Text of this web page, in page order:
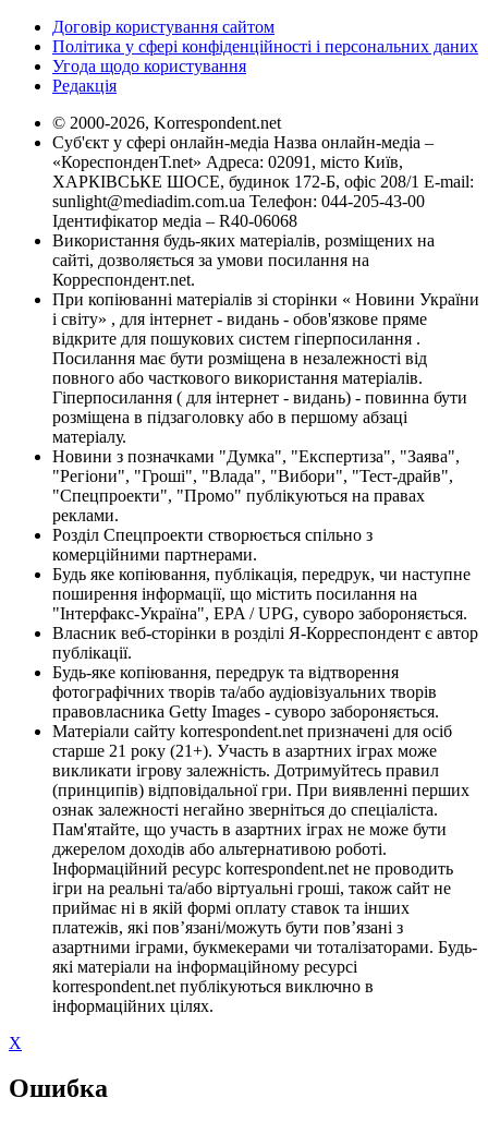
Договір користування сайтом
Політика у сфері конфіденційності і персональних даних
Угода щодо користування
Редакція
© 2000-2026, Korrespondent.net
Суб'єкт у сфері онлайн-медіа Назва онлайн-медіа –
«КореспонденТ.net» Адреса: 02091, місто Київ,
ХАРКІВСЬКЕ ШОСЕ, будинок 172-Б, офіс 208/1 E-mail:
sunlight@mediadim.com.ua Телефон: 044-205-43-00
Ідентифікатор медіа – R40-06068
Використання будь-яких матеріалів, розміщених на
сайті, дозволяється за умови посилання на
Корреспондент.net.
При копіюванні матеріалів зі сторінки « Новини України
і світу» , для інтернет - видань - обов'язкове пряме
відкрите для пошукових систем гіперпосилання .
Посилання має бути розміщена в незалежності від
повного або часткового використання матеріалів.
Гіперпосилання ( для інтернет - видань) - повинна бути
розміщена в підзаголовку або в першому абзаці
матеріалу.
Новини з позначками "Думка", "Експертиза", "Заява",
"Регіони", "Гроші", "Влада", "Вибори", "Тест-драйв",
"Спецпроекти", "Промо" публікуються на правах
реклами.
Розділ Спецпроекти створюється спільно з
комерційними партнерами.
Будь яке копіювання, публікація, передрук, чи наступне
поширення інформації, що містить посилання на
"Інтерфакс-Україна", EPA / UPG, суворо забороняється.
Власник веб-сторінки в розділі Я-Корреспондент є автор
публікації.
Будь-яке копіювання, передрук та відтворення
фотографічних творів та/або аудіовізуальних творів
правовласника Getty Images - суворо забороняється.
Матеріали сайту korrespondent.net призначені для осіб
старше 21 року (21+). Участь в азартних іграх може
викликати ігрову залежність. Дотримуйтесь правил
(принципів) відповідальної гри. При виявленні перших
ознак залежності негайно зверніться до спеціаліста.
Пам'ятайте, що участь в азартних іграх не може бути
джерелом доходів або альтернативою роботі.
Інформаційний ресурс korrespondent.net не проводить
ігри на реальні та/або віртуальні гроші, також сайт не
приймає ні в якій формі оплату ставок та інших
платежів, які пов’язані/можуть бути пов’язані з
азартними іграми, букмекерами чи тоталізаторами. Будь-
які матеріали на інформаційному ресурсі
korrespondent.net публікуються виключно в
інформаційних цілях.
X
Ошибка